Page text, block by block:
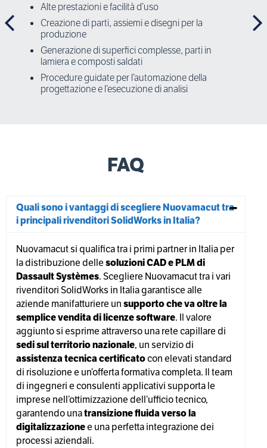
Alte prestazioni e facilità d’uso
Creazione di parti, assiemi e disegni per la
produzione
Generazione di superfici complesse, parti in
lamiera e composti saldati
Procedure guidate per l’automazione della
progettazione e l’esecuzione di analisi
FAQ
Quali sono i vantaggi di scegliere Nuovamacut tra
i principali rivenditori SolidWorks in Italia?
Nuovamacut si qualifica tra i primi partner in Italia per
la distribuzione dellesoluzioni CAD e PLM di
Dassault Systèmes. Scegliere Nuovamacut tra i vari
rivenditori SolidWorks in Italia garantisce alle
aziende manifatturiere unsupporto che va oltre la
semplice vendita di licenze software. Il valore
aggiunto si esprime attraverso una rete capillare di
sedi sul territorio nazionale, un servizio di
assistenza tecnica certificatocon elevati standard
di risoluzione e un’offerta formativa completa. Il team
di ingegneri e consulenti applicativi supporta le
imprese nell’ottimizzazione dell’ufficio tecnico,
garantendo unatransizione fluida verso la
digitalizzazionee una perfetta integrazione dei
processi aziendali.